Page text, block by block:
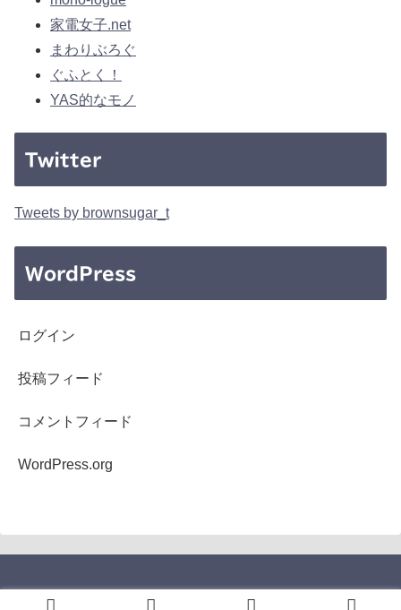
家電女子.net
まわりぶろぐ
ぐふとく！
YAS的なモノ
Twitter
Tweets by brownsugar_t
WordPress
ログイン
投稿フィード
コメントフィード
WordPress.org